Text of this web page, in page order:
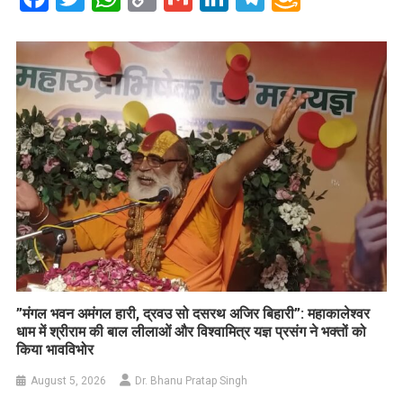
List
​”मंगल भवन अमंगल हारी, द्रवउ सो दसरथ अजिर बिहारी”: महाकालेश्वर
धाम में श्रीराम की बाल लीलाओं और विश्वामित्र यज्ञ प्रसंग ने भक्तों को
किया भावविभोर
August 5, 2026 Dr. Bhanu Pratap Singh